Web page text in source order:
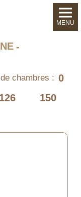
chambres : 0
126 150
MENU